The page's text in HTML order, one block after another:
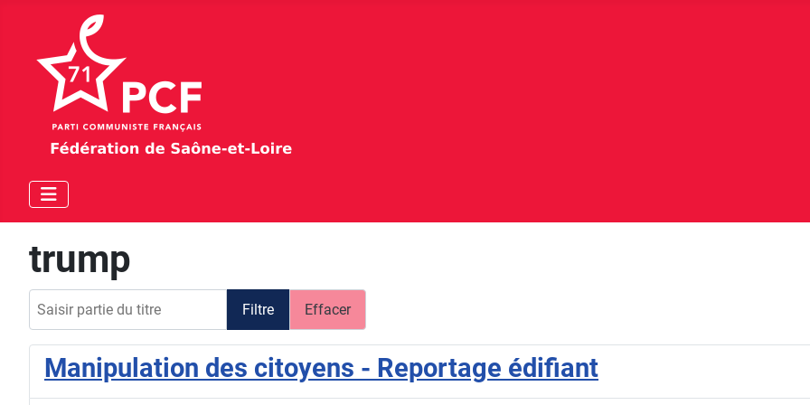
trump
Filtre Effacer
Manipulation des citoyens - Reportage édifiant